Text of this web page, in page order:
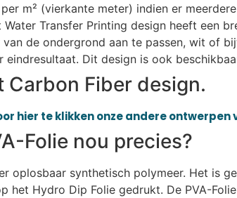
m² (vierkante meter) indien er
Transfer Printing design heeft een
de ondergrond aan te passen, wit of
Dit design is ook
Carbon Fiber design.
hier te klikken onze andere
Folie nou precies?
oplosbaar synthetisch polymeer. Het is
Hydro Dip Folie gedrukt. De PVA-